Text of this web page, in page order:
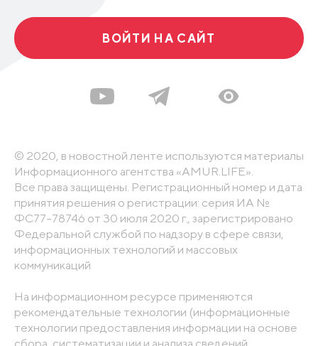
ВОЙТИ НА САЙТ
© 2020, в новостной ленте используются материалы
Информационного агентства «AMUR.LIFE».
Все права защищены. Регистрационный номер и дата
принятия решения о регистрации: серия ИА №
ФС77-78746 от 30 июля 2020 г., зарегистрировано
Федеральной службой по надзору в сфере связи,
информационных технологий и массовых
коммуникаций
На информационном ресурсе применяются
рекомендательные технологии (информационные
технологии предоставления информации на основе
сбора, систематизации и анализа сведений,